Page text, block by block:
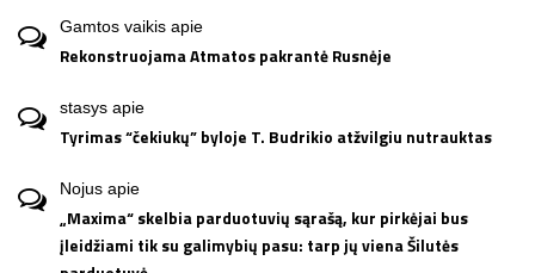
Gamtos vaikis apie
Rekonstruojama Atmatos pakrantė Rusnėje
stasys apie
Tyrimas “čekiukų” byloje T. Budrikio atžvilgiu nutrauktas
Nojus apie
„Maxima“ skelbia parduotuvių sąrašą, kur pirkėjai bus
įleidžiami tik su galimybių pasu: tarp jų viena Šilutės